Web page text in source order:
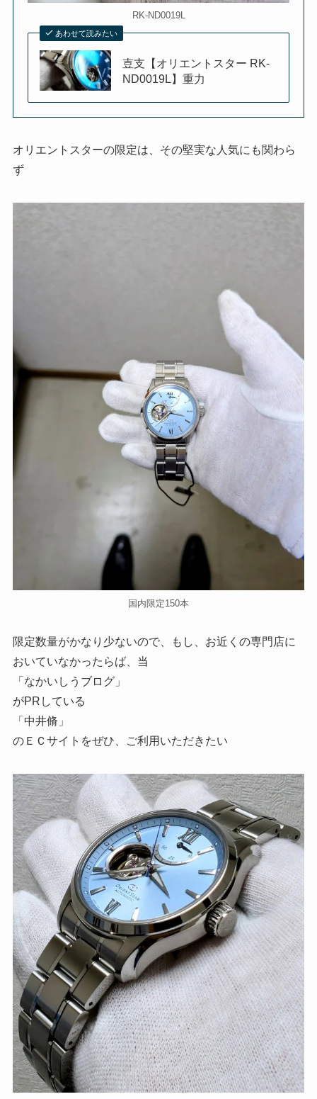
RK-ND0019L
あわせて読みたい
壴支【オリエントスター RK-
ND0019L】重力
オリエントスターの限定は、その堅実な人気にも関わら
ず
国内限定150本
限定数量がかなり少ないので、もし、お近くの専門店に
おいていなかったらば、当
「なかいしうブログ」
がPRしている
「中井脩」
のＥＣサイトをぜひ、ご利用いただきたい